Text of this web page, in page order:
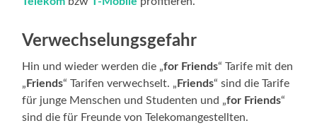
Verwechselungsgefahr
Hin und wieder werden die „for Friends“ Tarife mit den
„Friends“ Tarifen verwechselt. „Friends“ sind die Tarife
für junge Menschen und Studenten und „for Friends“
sind die für Freunde von Telekomangestellten.